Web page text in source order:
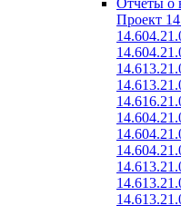
Отчёты
Проект